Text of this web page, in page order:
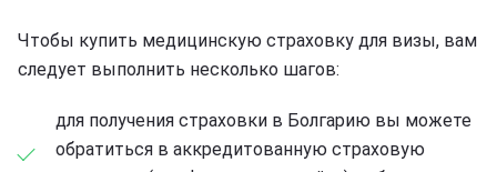
Чтобы купить медицинскую страховку для визы, вам
следует выполнить несколько шагов:
для получения страховки в Болгарию вы можете
обратиться в аккредитованную страховую